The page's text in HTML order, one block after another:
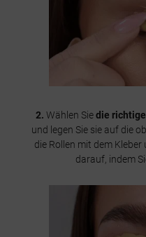
2. Wählen Siedie
und legen Sie sie auf die
die Rollen mit dem
darauf, indem